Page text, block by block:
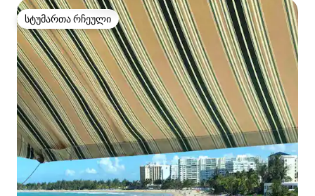
სტუმართა რჩეული
სტუმართა რჩეული